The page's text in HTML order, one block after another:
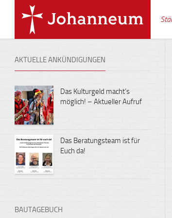
AKTUELLE ANKÜNDIGUNGEN
Das Kulturgeld macht’s
möglich! – Aktueller Aufruf
Das Beratungsteam ist für
Euch da!
BAUTAGEBUCH